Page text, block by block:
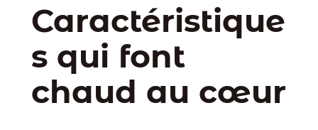
Caractéristique
s qui font
chaud au cœur